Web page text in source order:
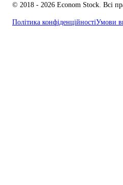
© 2018 - 2026 Econom Stock. Всі
Політика конфіденційностіУмови